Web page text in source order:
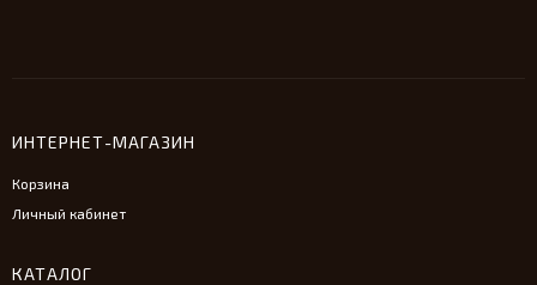
ИНТЕРНЕТ-МАГАЗИН
Корзина
Личный кабинет
КАТАЛОГ